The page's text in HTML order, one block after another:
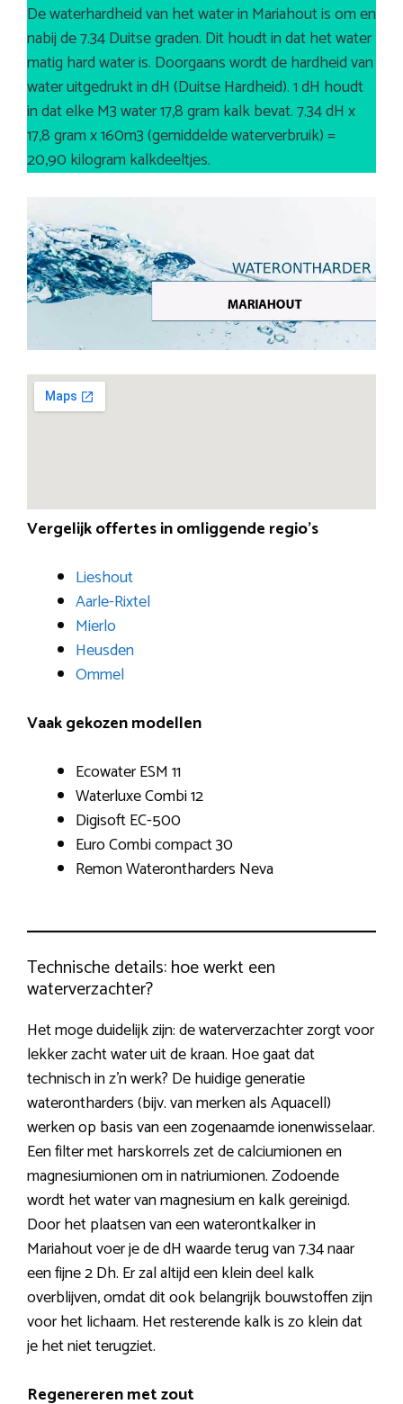
De waterhardheid van het water in Mariahout is om en
nabij de 7.34 Duitse graden. Dit houdt in dat het water
matig hard water is. Doorgaans wordt de hardheid van
water uitgedrukt in dH (Duitse Hardheid). 1 dH houdt
in dat elke M3 water 17,8 gram kalk bevat. 7.34 dH x
17,8 gram x 160m3 (gemiddelde waterverbruik) =
20,90 kilogram kalkdeeltjes.
Vergelijk offertes in omliggende regio’s
Lieshout
Aarle-Rixtel
Mierlo
Heusden
Ommel
Vaak gekozen modellen
Ecowater ESM 11
Waterluxe Combi 12
Digisoft EC-500
Euro Combi compact 30
Remon Waterontharders Neva
Technische details: hoe werkt een
waterverzachter?
Het moge duidelijk zijn: de waterverzachter zorgt voor
lekker zacht water uit de kraan. Hoe gaat dat
technisch in z’n werk? De huidige generatie
waterontharders (bijv. van merken als Aquacell)
werken op basis van een zogenaamde ionenwisselaar.
Een filter met harskorrels zet de calciumionen en
magnesiumionen om in natriumionen. Zodoende
wordt het water van magnesium en kalk gereinigd.
Door het plaatsen van een waterontkalker in
Mariahout voer je de dH waarde terug van 7.34 naar
een fijne 2 Dh. Er zal altijd een klein deel kalk
overblijven, omdat dit ook belangrijk bouwstoffen zijn
voor het lichaam. Het resterende kalk is zo klein dat
je het niet terugziet.
Regenereren met zout